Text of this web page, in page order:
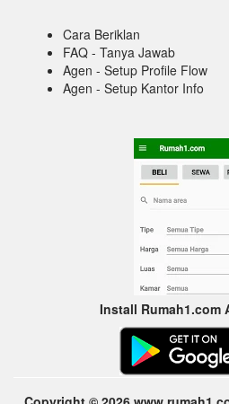
Cara Beriklan
FAQ - Tanya Jawab
Agen - Setup Profile Flow
Agen - Setup Kantor Info
Install Rumah1.com